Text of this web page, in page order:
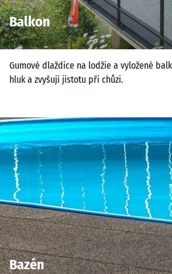
Balkon
Gumové dlaždice na lodžie a vyložené
hluk a zvyšují jistotu při chůzi.
Bazén